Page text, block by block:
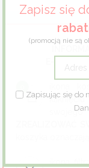
ZREALIZOWAĆ
koszyka
ikona
Zapisz się
(promocją nie są
Zapisując się do
Pielęgnacja stóp
Pielęgnacja jamy
Dla dzieci